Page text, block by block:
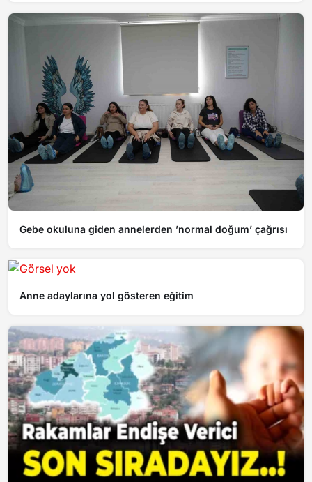
Gebe okuluna giden annelerden ’normal doğum’ çağrısı
Anne adaylarına yol gösteren eğitim